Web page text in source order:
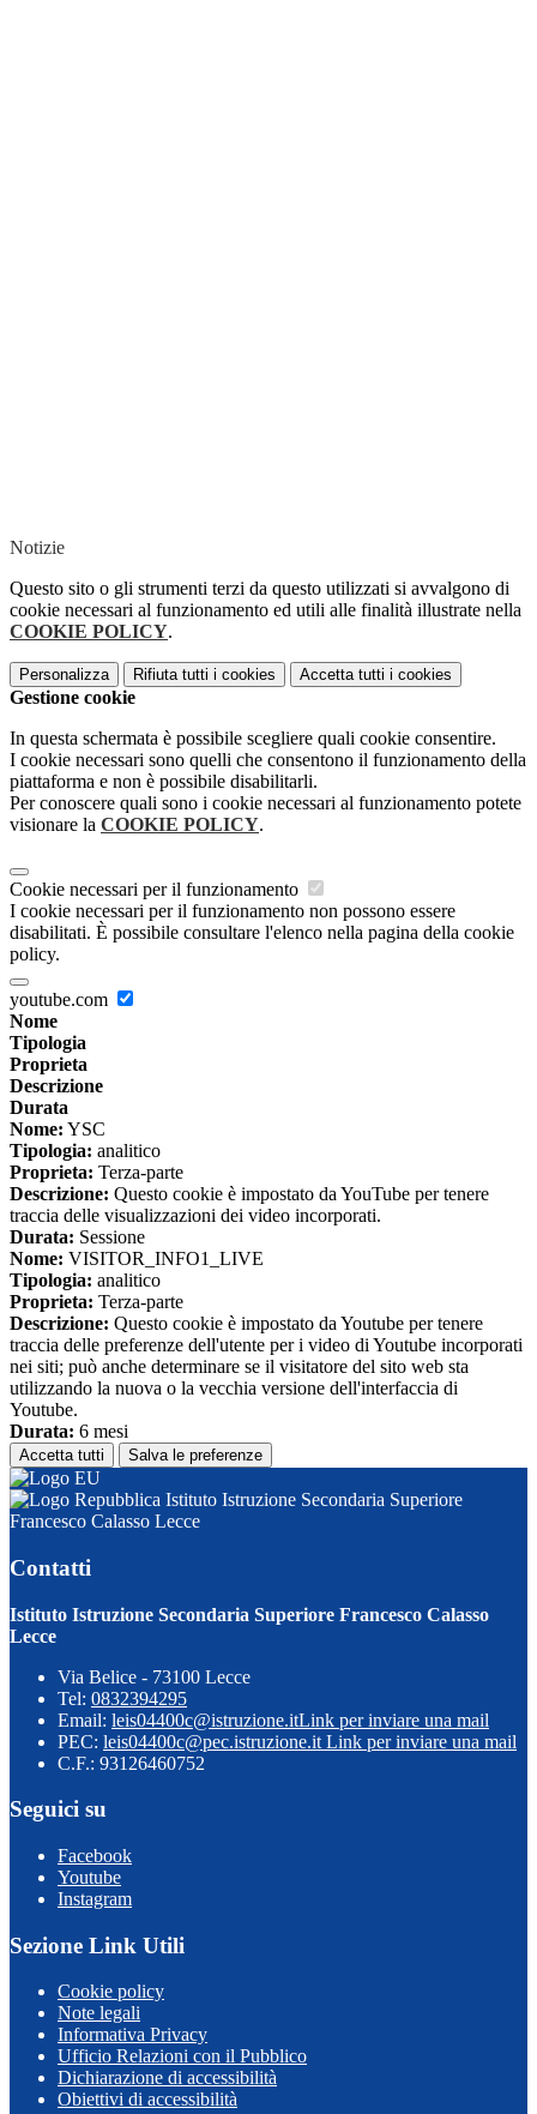
Notizie
Questo sito o gli strumenti terzi da questo utilizzati si avvalgono di
cookie necessari al funzionamento ed utili alle finalità illustrate nella
COOKIE POLICY.
Personalizza Rifiuta tutti i cookies Accetta tutti i cookies
Gestione cookie
In questa schermata è possibile scegliere quali cookie consentire.
I cookie necessari sono quelli che consentono il funzionamento della
piattaforma e non è possibile disabilitarli.
Per conoscere quali sono i cookie necessari al funzionamento potete
visionare la COOKIE POLICY.
Cookie necessari per il funzionamento
I cookie necessari per il funzionamento non possono essere
disabilitati. È possibile consultare l'elenco nella pagina della cookie
policy.
youtube.com
Nome
Tipologia
Proprieta
Descrizione
Durata
Nome: YSC
Tipologia: analitico
Proprieta: Terza-parte
Descrizione: Questo cookie è impostato da YouTube per tenere
traccia delle visualizzazioni dei video incorporati.
Durata: Sessione
Nome: VISITOR_INFO1_LIVE
Tipologia: analitico
Proprieta: Terza-parte
Descrizione: Questo cookie è impostato da Youtube per tenere
traccia delle preferenze dell'utente per i video di Youtube incorporati
nei siti; può anche determinare se il visitatore del sito web sta
utilizzando la nuova o la vecchia versione dell'interfaccia di
Youtube.
Durata: 6 mesi
Accetta tutti Salva le preferenze
Istituto Istruzione Secondaria Superiore
Francesco Calasso Lecce
Contatti
Istituto Istruzione Secondaria Superiore Francesco Calasso
Lecce
Via Belice - 73100 Lecce
Tel: 0832394295
Email: leis04400c@istruzione.itLink per inviare una mail
PEC: leis04400c@pec.istruzione.it Link per inviare una mail
C.F.: 93126460752
Seguici su
Facebook
Youtube
Instagram
Sezione Link Utili
Cookie policy
Note legali
Informativa Privacy
Ufficio Relazioni con il Pubblico
Dichiarazione di accessibilità
Obiettivi di accessibilità